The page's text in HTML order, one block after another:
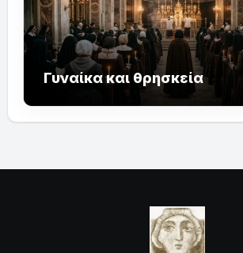
Γυναίκα και θρησκεία